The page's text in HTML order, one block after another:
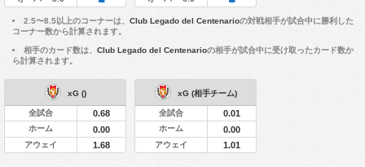
2.5〜8.5以上のコーナーは、 Club Legado del Centenarioの対戦相手が試合中に勝利した
コーナー数から計算されます。
相手のカード数は、 Club Legado del Centenarioの相手が試合中に受け取ったカード数か
ら計算されます。
xG ()
全試合 0.68
ホーム 0.00
アウェイ 1.68
xG (相手チーム)
全試合 0.01
ホーム 0.00
アウェイ 1.01